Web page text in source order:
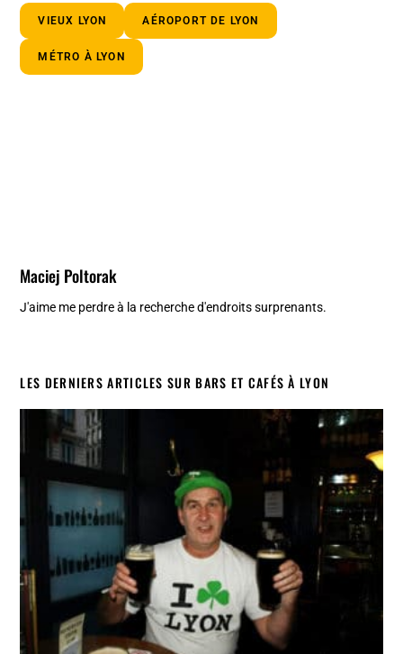
VIEUX LYON AÉROPORT DE LYON
MÉTRO À LYON
Maciej Poltorak
J'aime me perdre à la recherche d'endroits surprenants.
LES DERNIERS ARTICLES SUR BARS ET CAFÉS À LYON